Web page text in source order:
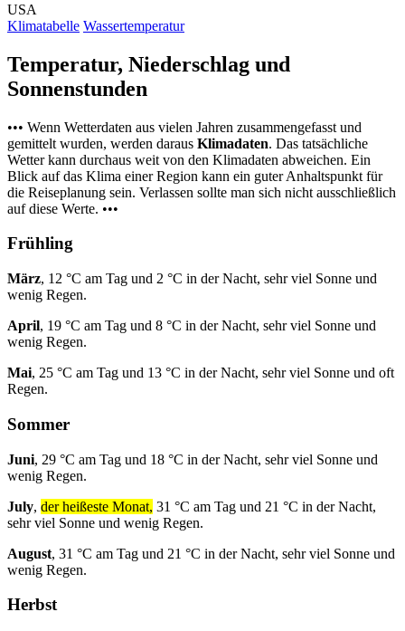
USA
Klimatabelle Wassertemperatur
Temperatur, Niederschlag und
Sonnenstunden
••• Wenn Wetterdaten aus vielen Jahren zusammengefasst und
gemittelt wurden, werden daraus Klimadaten. Das tatsächliche
Wetter kann durchaus weit von den Klimadaten abweichen. Ein
Blick auf das Klima einer Region kann ein guter Anhaltspunkt für
die Reiseplanung sein. Verlassen sollte man sich nicht ausschließlich
auf diese Werte. •••
Frühling
März, 12 °C am Tag und 2 °C in der Nacht, sehr viel Sonne und
wenig Regen.
April, 19 °C am Tag und 8 °C in der Nacht, sehr viel Sonne und
wenig Regen.
Mai, 25 °C am Tag und 13 °C in der Nacht, sehr viel Sonne und oft
Regen.
Sommer
Juni, 29 °C am Tag und 18 °C in der Nacht, sehr viel Sonne und
wenig Regen.
July, der heißeste Monat, 31 °C am Tag und 21 °C in der Nacht,
sehr viel Sonne und wenig Regen.
August, 31 °C am Tag und 21 °C in der Nacht, sehr viel Sonne und
wenig Regen.
Herbst